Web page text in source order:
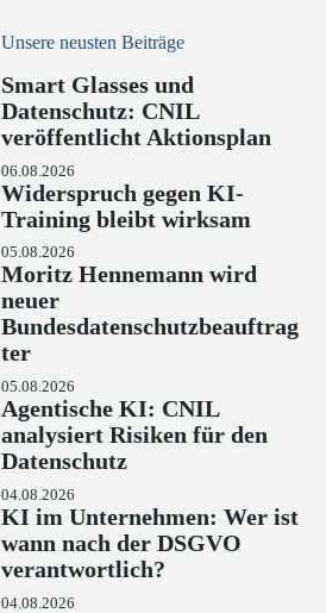
Unsere neusten Beiträge
Smart Glasses und
Datenschutz: CNIL
veröffentlicht Aktionsplan
06.08.2026
Widerspruch gegen KI-
Training bleibt wirksam
05.08.2026
Moritz Hennemann wird
neuer
Bundesdatenschutzbeauftrag
ter
05.08.2026
Agentische KI: CNIL
analysiert Risiken für den
Datenschutz
04.08.2026
KI im Unternehmen: Wer ist
wann nach der DSGVO
verantwortlich?
04.08.2026